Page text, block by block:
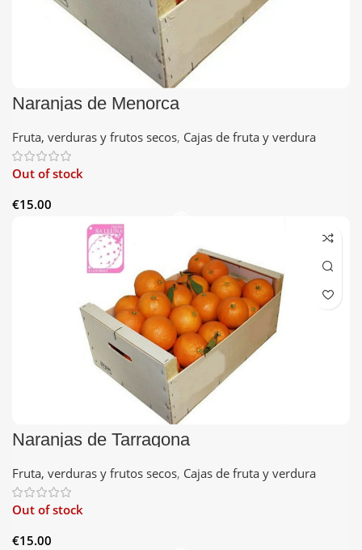
Naranjas de Menorca
Fruta, verduras y frutos secos, Cajas de fruta y verdura
Out of stock
€15.00
Naranjas de Tarragona
Fruta, verduras y frutos secos, Cajas de fruta y verdura
Out of stock
€15.00